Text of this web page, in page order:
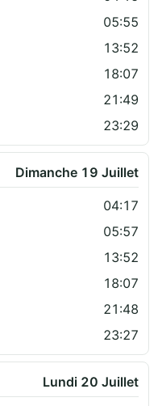
05:55
13:52
18:07
21:49
23:29
Dimanche 19 Juillet
04:17
05:57
13:52
18:07
21:48
23:27
Lundi 20 Juillet